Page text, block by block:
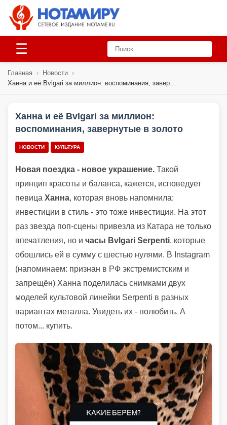
☰
Главная › Новости ›
Ханна и её Bvlgari за миллион: воспоминания, завер...
Ханна и её Bvlgari за миллион:
воспоминания, завернутые в золото
НОВОСТИ КУЛЬТУРА
Новая поездка - новое украшение. Такой
принцип красоты и баланса, кажется, исповедует
певица Ханна, которая вновь напомнила:
инвестиции в стиль - это тоже инвестиции. На этот
раз звезда поп-сцены привезла из Катара не только
впечатления, но и часы Bvlgari Serpenti, которые
обошлись ей в сумму с шестью нулями. В Instagram
(напоминаем: признан в РФ экстремистским и
запрещён) Ханна поделилась снимками двух
моделей культовой линейки Serpenti в разных
вариантах металла. Увидеть их - полюбить. А
потом... купить.